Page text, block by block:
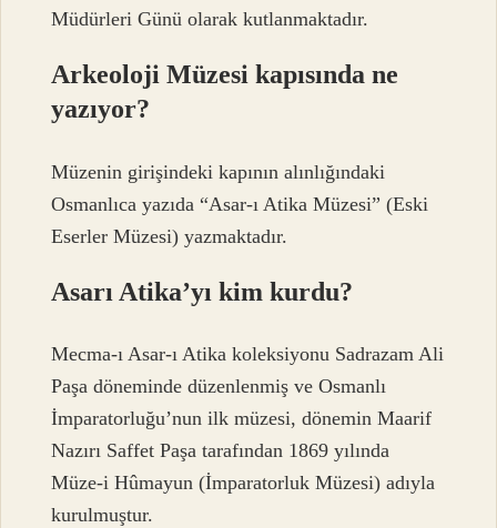
Müdürleri Günü olarak kutlanmaktadır.
Arkeoloji Müzesi kapısında ne
yazıyor?
Müzenin girişindeki kapının alınlığındaki
Osmanlıca yazıda “Asar-ı Atika Müzesi” (Eski
Eserler Müzesi) yazmaktadır.
Asarı Atika’yı kim kurdu?
Mecma-ı Asar-ı Atika koleksiyonu Sadrazam Ali
Paşa döneminde düzenlenmiş ve Osmanlı
İmparatorluğu’nun ilk müzesi, dönemin Maarif
Nazırı Saffet Paşa tarafından 1869 yılında
Müze-i Hûmayun (İmparatorluk Müzesi) adıyla
kurulmuştur.